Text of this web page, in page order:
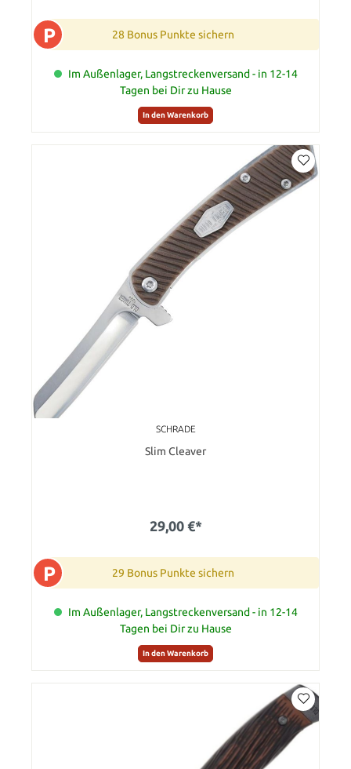
P 28 Bonus Punkte sichern
Im Außenlager, Langstreckenversand - in 12-14
Tagen bei Dir zu Hause
In den Warenkorb
SCHRADE
Slim Cleaver
29,00 €*
P 29 Bonus Punkte sichern
Im Außenlager, Langstreckenversand - in 12-14
Tagen bei Dir zu Hause
In den Warenkorb